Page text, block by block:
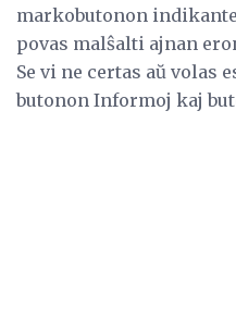
markobutonon
povas malŝalti ajnan
Se vi ne certas aŭ volas
butonon Informoj kaj